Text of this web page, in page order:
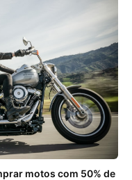
motos com 50% de